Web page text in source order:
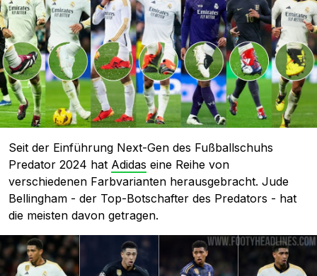
Seit der Einführung Next-Gen des Fußballschuhs
Predator 2024 hat Adidas eine Reihe von
verschiedenen Farbvarianten herausgebracht. Jude
Bellingham - der Top-Botschafter des Predators - hat
die meisten davon getragen.